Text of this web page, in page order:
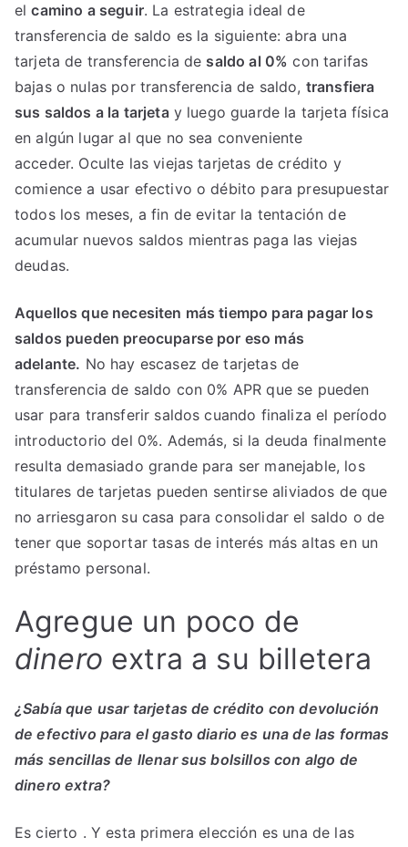
elcamino a seguir. La estrategia ideal de
transferencia de saldo es la siguiente: abra una
tarjeta de transferencia de saldo al 0% con tarifas
bajas o nulas por transferencia de saldo, transfiera
sus saldos a la tarjetay luego guarde la tarjeta física
en algún lugar al que no sea conveniente
acceder. Oculte las viejas tarjetas de crédito y
comience a usar efectivo o débito para presupuestar
todos los meses, a fin de evitar la tentación de
acumular nuevos saldos mientras paga las viejas
deudas.
Aquellos que necesiten más tiempo para pagar los
saldos pueden preocuparse por eso más
adelante. No hay escasez de tarjetas de
transferencia de saldo con 0% APR que se pueden
usar para transferir saldos cuando finaliza el período
introductorio del 0%. Además, si la deuda finalmente
resulta demasiado grande para ser manejable, los
titulares de tarjetas pueden sentirse aliviados de que
no arriesgaron su casa para consolidar el saldo o de
tener que soportar tasas de interés más altas en un
préstamo personal.
Agregue un poco de
dinero extra a su billetera
¿Sabía que usar tarjetas de crédito con devolución
de efectivo para el gasto diario es una de las formas
más sencillas de llenar sus bolsillos con algo de
dinero extra?
Es cierto . Y esta primera elección es una de las